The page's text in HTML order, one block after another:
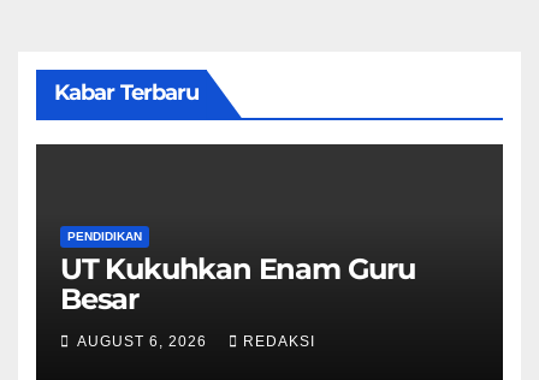
Kabar Terbaru
PENDIDIKAN
UT Kukuhkan Enam Guru
Besar
AUGUST 6, 2026 REDAKSI